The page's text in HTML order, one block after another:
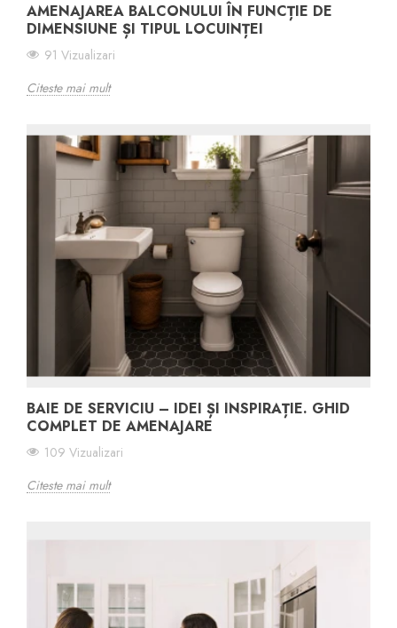
AMENAJAREA BALCONULUI ÎN FUNCȚIE DE
DIMENSIUNE ȘI TIPUL LOCUINȚEI
91 Vizualizari
Citeste mai mult
BAIE DE SERVICIU – IDEI ȘI INSPIRAȚIE. GHID
COMPLET DE AMENAJARE
109 Vizualizari
Citeste mai mult